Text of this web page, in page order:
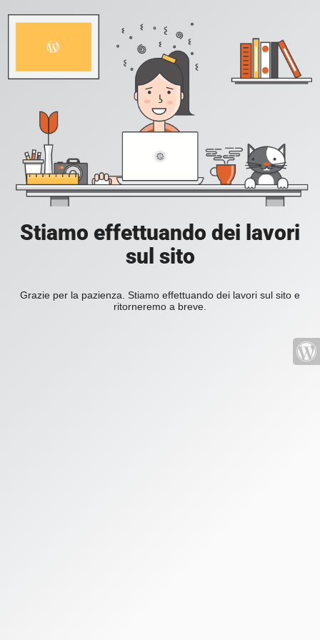
Stiamo effettuando dei lavori
sul sito
Grazie per la pazienza. Stiamo effettuando dei lavori sul sito e
ritorneremo a breve.